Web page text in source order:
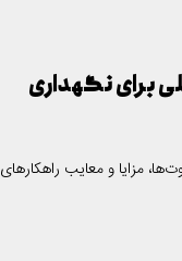
برای نگهداری
مزایا و معایب راهکارهای